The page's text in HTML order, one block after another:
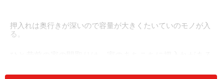
押入れは奥行きが深いので容量が大きくたいていのモノが入
る。